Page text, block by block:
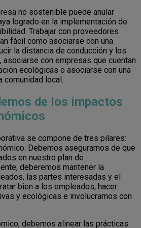
no sostenible puede anular
logrado en la implementación de
Trabajar con proveedores
fácil como asociarse con una
la distancia de conducción y los
con empresas que cuentan
ecológicas o asociarse con una
comunidad local.
de los impactos
se compone de tres pilares:
Debemos asegurarnos de que
en nuestro plan de
deberemos mantener la
las partes interesadas y el
bien a los empleados, hacer
y ecológicas e involucrarnos con
debemos alinear las prácticas